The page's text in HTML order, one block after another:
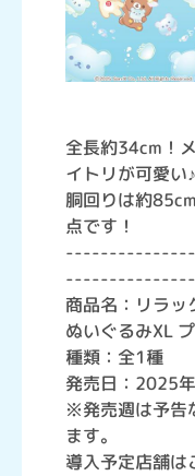
全長約34cm！
イトリが可愛い♪
胴回りは約
点です！
商品名：リラッ
ぬいぐるみXL
種類：全1種
発売日：2025
※発売週は予告
ます。
導入予定店舗